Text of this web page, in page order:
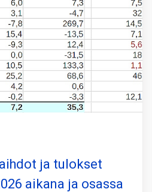
ja tulokset
aikana ja osassa